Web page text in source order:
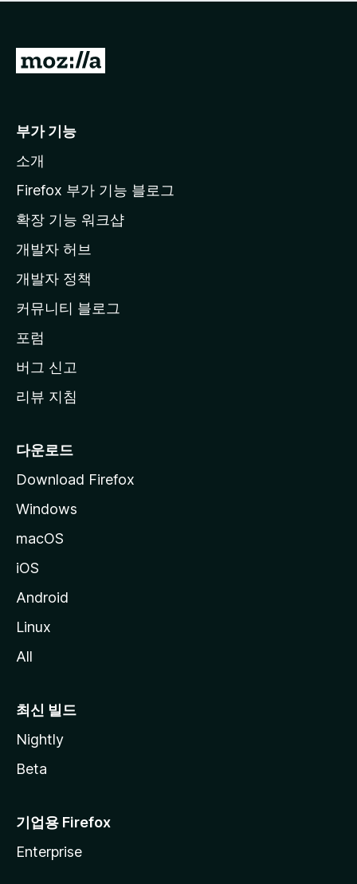
점
습
니
M
l
a
페
이
지
이
동
부가 기능
소개
Firefox 부가 기능 블로그
확장 기능 워크샵
개발자 허브
개발자 정책
커뮤니티 블로그
포럼
버그 신고
리뷰 지침
다운로드
Download Firefox
Windows
macOS
iOS
Android
Linux
All
최신 빌드
Nightly
Beta
기업용 Firefox
Enterprise